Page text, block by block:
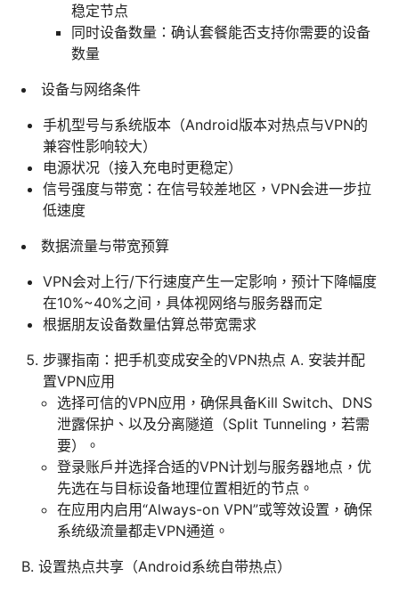
稳定节点
同时设备数量：确认套餐能否支持你需要的设备
数量
设备与网络条件
手机型号与系统版本（Android版本对热点与VPN的
兼容性影响较大）
电源状况（接入充电时更稳定）
信号强度与带宽：在信号较差地区，VPN会进一步拉
低速度
数据流量与带宽预算
VPN会对上行/下行速度产生一定影响，预计下降幅度
在10%~40%之间，具体视网络与服务器而定
根据朋友设备数量估算总带宽需求
步骤指南：把手机变成安全的VPN热点 A. 安装并配
置VPN应用
选择可信的VPN应用，确保具备Kill Switch、DNS
泄露保护、以及分离隧道（Split Tunneling，若需
要）。
登录账户并选择合适的VPN计划与服务器地点，优
先选在与目标设备地理位置相近的节点。
在应用内启用“Always-on VPN”或等效设置，确保
系统级流量都走VPN通道。
B. 设置热点共享（Android系统自带热点）